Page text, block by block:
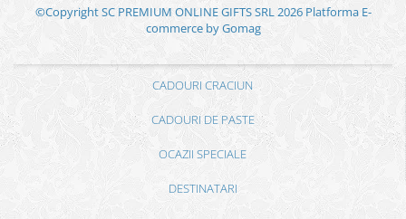
©Copyright SC PREMIUM ONLINE GIFTS SRL 2026 Platforma E-
commerce by Gomag
CADOURI CRACIUN
CADOURI DE PASTE
OCAZII SPECIALE
DESTINATARI